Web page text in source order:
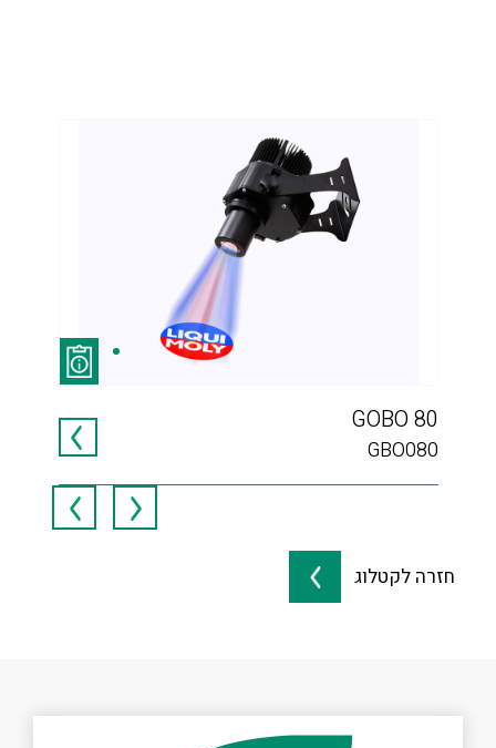
GOBO 80
GBO080
חזרה לקטלוג